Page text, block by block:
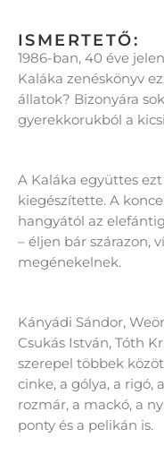
ISMERTETŐ:
1986-ban, 40 éve
Kaláka zenéskönyv
állatok? Bizonyára
gyerekkorukból a
A Kaláka együttes
kiegészítette. A
hangyától az
– éljen bár szárazon,
megénekelnek.
Kányádi Sándor,
Csukás István, Tóth
szerepel többek
cinke, a gólya, a rigó,
rozmár, a mackó, a
ponty és a pelikán is.